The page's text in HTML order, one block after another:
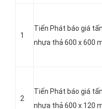
1
Tiến Phát báo giá
nhựa thả 600 x 600
2
Tiến Phát báo giá
nhựa thả 600 x 120